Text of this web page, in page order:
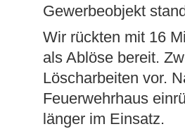
Gewerbeobjekt
Wir rückten mit 16
als Ablöse bereit.
Löscharbeiten vor.
Feuerwehrhaus
länger im Einsatz.